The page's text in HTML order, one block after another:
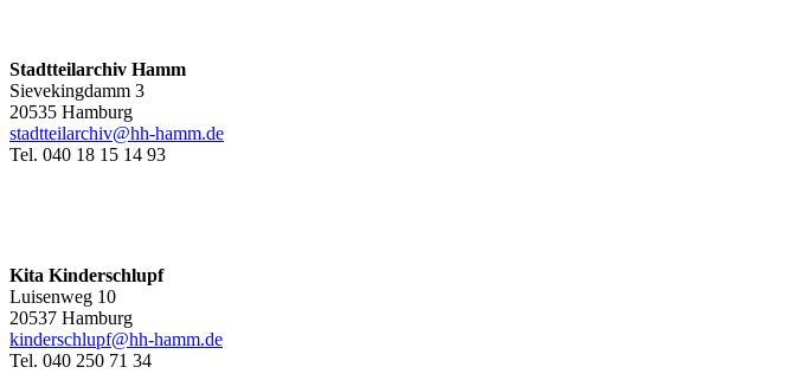
Stadtteilarchiv Hamm
Sievekingdamm 3
20535 Hamburg
stadtteilarchiv@hh-hamm.de
Tel. 040 18 15 14 93
Kita Kinderschlupf
Luisenweg 10
20537 Hamburg
kinderschlupf@hh-hamm.de
Tel. 040 250 71 34